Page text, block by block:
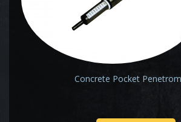
Concrete Pocket